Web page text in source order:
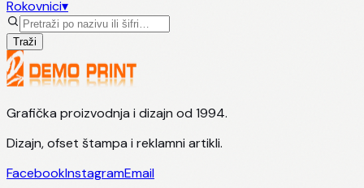
Rokovnici▾
Traži
Grafička proizvodnja i dizajn od 1994.
Dizajn, ofset štampa i reklamni artikli.
FacebookInstagramEmail